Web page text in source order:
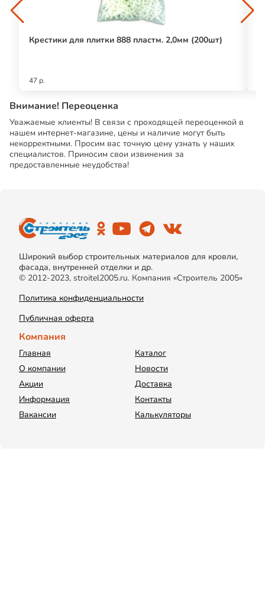
Крестики для плитки 888 пластм. 2,0мм (200шт)
47 р.
Внимание! Переоценка
Уважаемые клиенты! В связи с проходящей переоценкой в
нашем интернет-магазине, цены и наличие могут быть
некорректными. Просим вас точную цену узнать у наших
специалистов. Приносим свои извинения за
предоставленные неудобства!
Широкий выбор строительных материалов для кровли,
фасада, внутренней отделки и др.
© 2012-2023, stroitel2005.ru. Компания «Строитель 2005»
Политика конфиденциальности
Публичная оферта
Компания
Главная
Каталог
О компании
Новости
Акции
Доставка
Информация
Контакты
Вакансии
Калькуляторы